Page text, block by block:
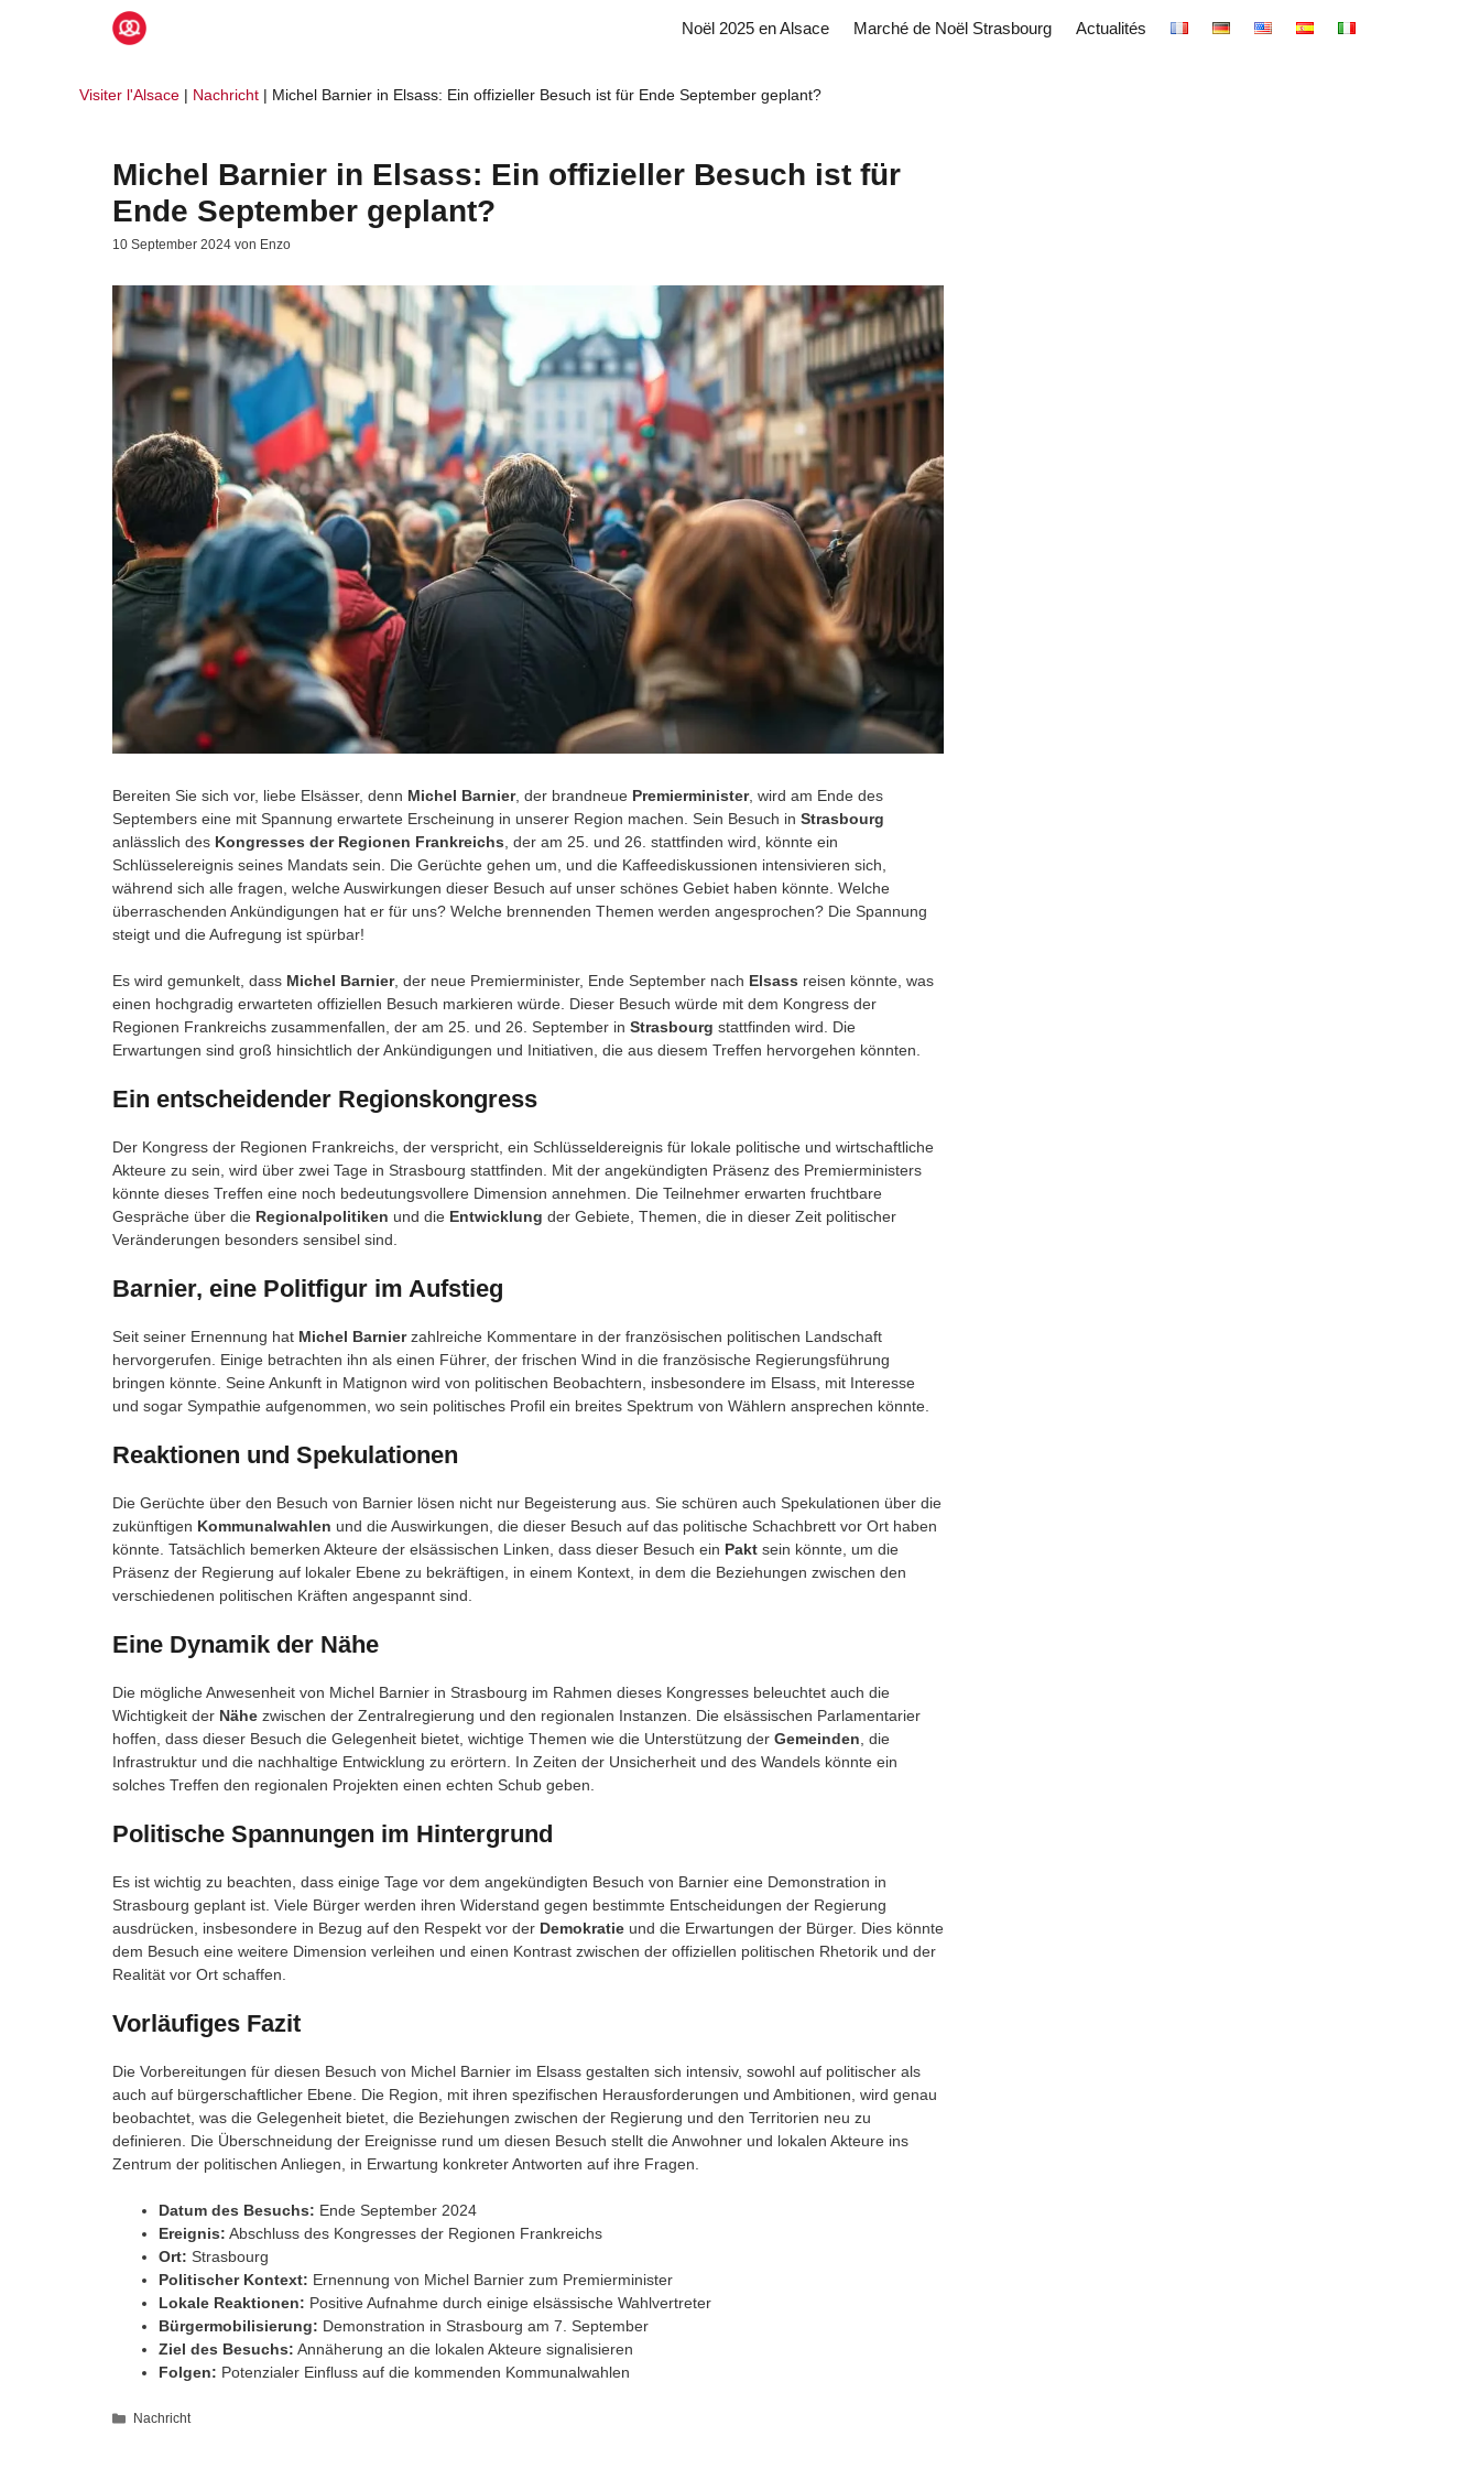
Noël 2025 en Alsace Marché de Noël Strasbourg Actualités
Visiter l'Alsace | Nachricht | Michel Barnier in Elsass: Ein offizieller Besuch ist für Ende September geplant?
Michel Barnier in Elsass: Ein offizieller Besuch ist für
Ende September geplant?
10 September 2024 von Enzo
Bereiten Sie sich vor, liebe Elsässer, denn Michel Barnier, der brandneue Premierminister, wird am Ende des
Septembers eine mit Spannung erwartete Erscheinung in unserer Region machen. Sein Besuch in Strasbourg
anlässlich des Kongresses der Regionen Frankreichs , der am 25. und 26. stattfinden wird, könnte ein
Schlüsselereignis seines Mandats sein. Die Gerüchte gehen um, und die Kaffeediskussionen intensivieren sich,
während sich alle fragen, welche Auswirkungen dieser Besuch auf unser schönes Gebiet haben könnte. Welche
überraschenden Ankündigungen hat er für uns? Welche brennenden Themen werden angesprochen? Die Spannung
steigt und die Aufregung ist spürbar!
Es wird gemunkelt, dass Michel Barnier, der neue Premierminister, Ende September nach Elsass reisen könnte, was
einen hochgradig erwarteten offiziellen Besuch markieren würde. Dieser Besuch würde mit dem Kongress der
Regionen Frankreichs zusammenfallen, der am 25. und 26. September in Strasbourg stattfinden wird. Die
Erwartungen sind groß hinsichtlich der Ankündigungen und Initiativen, die aus diesem Treffen hervorgehen könnten.
Ein entscheidender Regionskongress
Der Kongress der Regionen Frankreichs, der verspricht, ein Schlüsseldereignis für lokale politische und wirtschaftliche
Akteure zu sein, wird über zwei Tage in Strasbourg stattfinden. Mit der angekündigten Präsenz des Premierministers
könnte dieses Treffen eine noch bedeutungsvollere Dimension annehmen. Die Teilnehmer erwarten fruchtbare
Gespräche über die Regionalpolitiken und die Entwicklung der Gebiete, Themen, die in dieser Zeit politischer
Veränderungen besonders sensibel sind.
Barnier, eine Politfigur im Aufstieg
Seit seiner Ernennung hat Michel Barnierzahlreiche Kommentare in der französischen politischen Landschaft
hervorgerufen. Einige betrachten ihn als einen Führer, der frischen Wind in die französische Regierungsführung
bringen könnte. Seine Ankunft in Matignon wird von politischen Beobachtern, insbesondere im Elsass, mit Interesse
und sogar Sympathie aufgenommen, wo sein politisches Profil ein breites Spektrum von Wählern ansprechen könnte.
Reaktionen und Spekulationen
Die Gerüchte über den Besuch von Barnier lösen nicht nur Begeisterung aus. Sie schüren auch Spekulationen über die
zukünftigen Kommunalwahlen und die Auswirkungen, die dieser Besuch auf das politische Schachbrett vor Ort haben
könnte. Tatsächlich bemerken Akteure der elsässischen Linken, dass dieser Besuch ein Pakt sein könnte, um die
Präsenz der Regierung auf lokaler Ebene zu bekräftigen, in einem Kontext, in dem die Beziehungen zwischen den
verschiedenen politischen Kräften angespannt sind.
Eine Dynamik der Nähe
Die mögliche Anwesenheit von Michel Barnier in Strasbourg im Rahmen dieses Kongresses beleuchtet auch die
Wichtigkeit der Nähe zwischen der Zentralregierung und den regionalen Instanzen. Die elsässischen Parlamentarier
hoffen, dass dieser Besuch die Gelegenheit bietet, wichtige Themen wie die Unterstützung der Gemeinden , die
Infrastruktur und die nachhaltige Entwicklung zu erörtern. In Zeiten der Unsicherheit und des Wandels könnte ein
solches Treffen den regionalen Projekten einen echten Schub geben.
Politische Spannungen im Hintergrund
Es ist wichtig zu beachten, dass einige Tage vor dem angekündigten Besuch von Barnier eine Demonstration in
Strasbourg geplant ist. Viele Bürger werden ihren Widerstand gegen bestimmte Entscheidungen der Regierung
ausdrücken, insbesondere in Bezug auf den Respekt vor der Demokratie und die Erwartungen der Bürger. Dies könnte
dem Besuch eine weitere Dimension verleihen und einen Kontrast zwischen der offiziellen politischen Rhetorik und der
Realität vor Ort schaffen.
Vorläufiges Fazit
Die Vorbereitungen für diesen Besuch von Michel Barnier im Elsass gestalten sich intensiv, sowohl auf politischer als
auch auf bürgerschaftlicher Ebene. Die Region, mit ihren spezifischen Herausforderungen und Ambitionen, wird genau
beobachtet, was die Gelegenheit bietet, die Beziehungen zwischen der Regierung und den Territorien neu zu
definieren. Die Überschneidung der Ereignisse rund um diesen Besuch stellt die Anwohner und lokalen Akteure ins
Zentrum der politischen Anliegen, in Erwartung konkreter Antworten auf ihre Fragen.
Datum des Besuchs: Ende September 2024
Ereignis: Abschluss des Kongresses der Regionen Frankreichs
Ort: Strasbourg
Politischer Kontext: Ernennung von Michel Barnier zum Premierminister
Lokale Reaktionen: Positive Aufnahme durch einige elsässische Wahlvertreter
Bürgermobilisierung: Demonstration in Strasbourg am 7. September
Ziel des Besuchs: Annäherung an die lokalen Akteure signalisieren
Folgen: Potenzialer Einfluss auf die kommenden Kommunalwahlen
Kategorien
Nachricht